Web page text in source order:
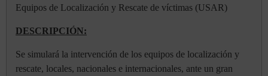
Equipos de Localización y Rescate de víctimas (USAR)
DESCRIPCIÓN:
Se simulará la intervención de los equipos de localización y
rescate, locales, nacionales e internacionales, ante un gran